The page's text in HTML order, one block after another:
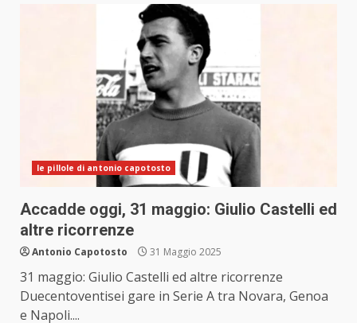
le pillole di antonio capotosto
Accadde oggi, 31 maggio: Giulio Castelli ed
altre ricorrenze
Antonio Capotosto 31 Maggio 2025
31 maggio: Giulio Castelli ed altre ricorrenze
Duecentoventisei gare in Serie A tra Novara, Genoa
e Napoli....